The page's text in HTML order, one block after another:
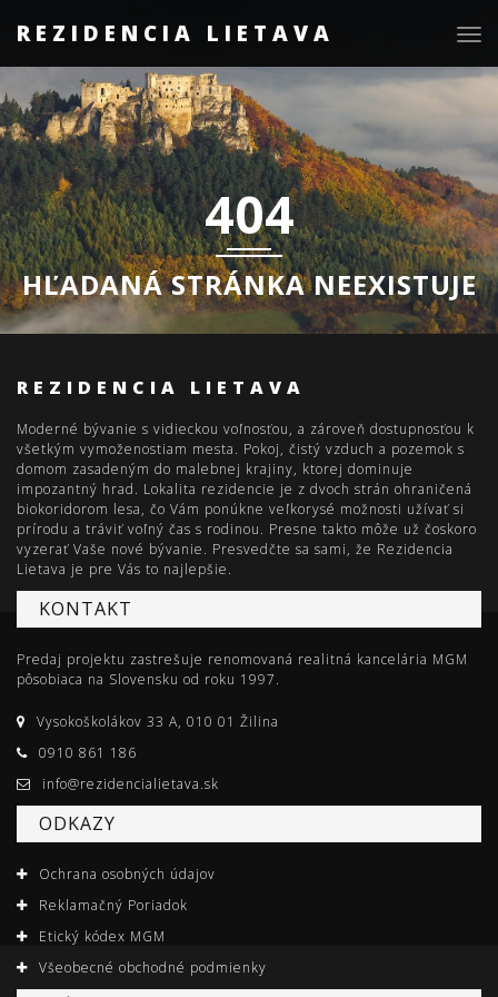
REZIDENCIA LIETAVA
404
HĽADANÁ STRÁNKA NEEXISTUJE
REZIDENCIA LIETAVA
Moderné bývanie s vidieckou voľnosťou, a zároveň dostupnosťou k
všetkým vymoženostiam mesta. Pokoj, čistý vzduch a pozemok s
domom zasadeným do malebnej krajiny, ktorej dominuje
impozantný hrad. Lokalita rezidencie je z dvoch strán ohraničená
biokoridorom lesa, čo Vám ponúkne veľkorysé možnosti užívať si
prírodu a tráviť voľný čas s rodinou. Presne takto môže už čoskoro
vyzerať Vaše nové bývanie. Presvedčte sa sami, že Rezidencia
Lietava je pre Vás to najlepšie.
KONTAKT
Predaj projektu zastrešuje renomovaná realitná kancelária MGM
pôsobiaca na Slovensku od roku 1997.
Vysokoškolákov 33 A, 010 01 Žilina
0910 861 186
info@rezidencialietava.sk
ODKAZY
Ochrana osobných údajov
Reklamačný Poriadok
Etický kódex MGM
Všeobecné obchodné podmienky